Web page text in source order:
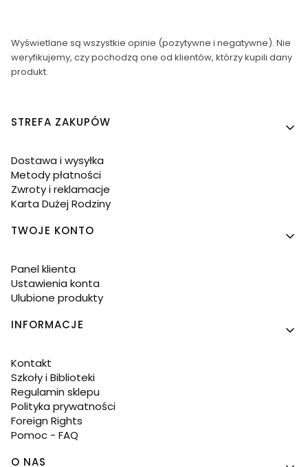
Wyświetlane są wszystkie opinie (pozytywne i negatywne). Nie
weryfikujemy, czy pochodzą one od klientów, którzy kupili dany
produkt.
Linki w stopce
STREFA ZAKUPÓW
Dostawa i wysyłka
Metody płatności
Zwroty i reklamacje
Karta Dużej Rodziny
TWOJE KONTO
Panel klienta
Ustawienia konta
Ulubione produkty
INFORMACJE
Kontakt
Szkoły i Biblioteki
Regulamin sklepu
Polityka prywatności
Foreign Rights
Pomoc - FAQ
O NAS